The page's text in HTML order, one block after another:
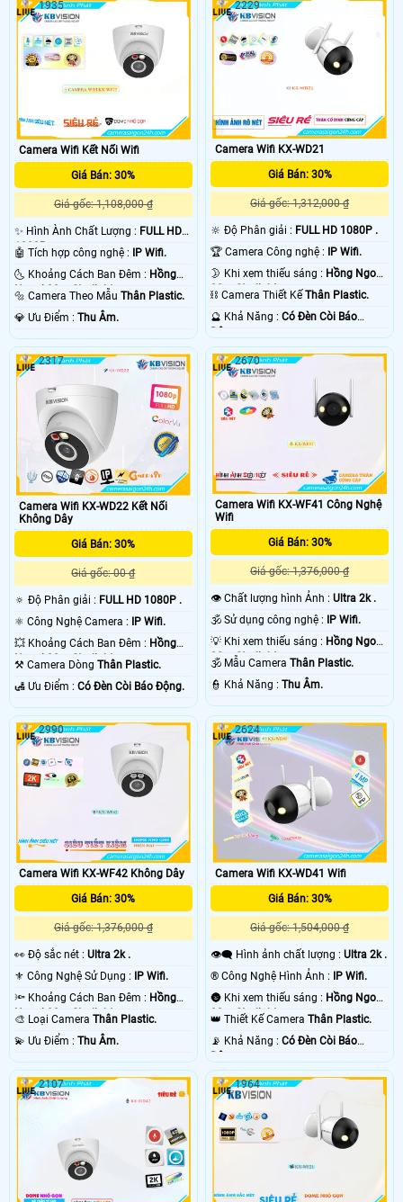
Camera Wifi Kết Nối Wifi
Giá Bán: 30%
Giá gốc: 1,108,000 ₫
✨ Hình Ành Chất Lượng : FULL HD
1080P .
🤖️ Tích hợp công nghệ : IP Wifi.
🌜 Khoảng Cách Ban Đêm : Hồng
Ngoại 30m Starlight.
🔩 Camera Theo Mẫu Thân Plastic.
️💎 Ưu Điểm : Thu Âm.
1935
Camera Wifi KX-WD21
Giá Bán: 30%
Giá gốc: 1,312,000 ₫
🔆 Độ Phân giải : FULL HD 1080P .
🏆 Camera Công nghệ :
IP Wifi.
🌛 Khi xem thiếu sáng : Hồng Ngoại
30m Starlight.
⛓ Camera Thiết KếThân Plastic.
️🔮 Khả Năng :Có Ðèn Còi Báo
2229
Camera Wifi KX-WD22 Kết Nối
Không Dây
Giá Bán: 30%
Giá gốc: 00 ₫
🔅 Độ Phân giải : FULL HD 1080P .
⚛️ Công Nghệ Camera : IP Wifi.
💥 Khoảng Cách Ban Đêm : Hồng
Ngoại 30m Starlight.
⚒ Camera Dòng Thân Plastic.
️🛃 Ưu Điểm : Có Ðèn Còi Báo Động.
2317
Camera Wifi KX-WF41 Công Nghệ
Wifi
Giá Bán: 30%
Giá gốc: 1,376,000 ₫
👁 Chất lượng hình Ảnh :Ultra 2k .
🕉️ Sử dụng công nghệ :
IP Wifi.
💡 Khi xem thiếu sáng : Hồng Ngoại
30m Starlight.
🕉️ Mẫu CameraThân Plastic.
️👮 Khả Năng :Thu Âm.
2670
Camera Wifi KX-WF42 Không Dây
Giá Bán: 30%
Giá gốc: 1,376,000 ₫
️👀 Độ sắc nét : Ultra 2k .
⚜️ Công Nghệ Sử Dụng :
IP Wifi.
🔦 Khoảng Cách Ban Đêm : Hồng
Ngoại 30m Starlight.
🎨 Loại Camera Thân Plastic.
️💫 Ưu Điểm : Thu Âm.
2990
Camera Wifi KX-WD41 Wifi
Giá Bán: 30%
Giá gốc: 1,504,000 ₫
👁️‍🗨 Hình ảnh chất lượng :Ultra 2k .
®️ Công Nghệ Hình Ảnh :
IP Wifi.
🌚 Khi xem thiếu sáng : Hồng Ngoại
30m Starlight.
👑 Thiết Kế CameraThân Plastic.
️📡 Khả Năng :Có Ðèn Còi Báo
2624
2107 1964